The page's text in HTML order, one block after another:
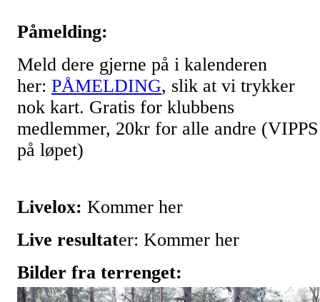
Påmelding:
Meld dere gjerne på i kalenderen
her: PÅMELDING, slik at vi trykker
nok kart. Gratis for klubbens
medlemmer, 20kr for alle andre (VIPPS
på løpet)
Livelox: Kommer her
Live resultater: Kommer her
Bilder fra terrenget: